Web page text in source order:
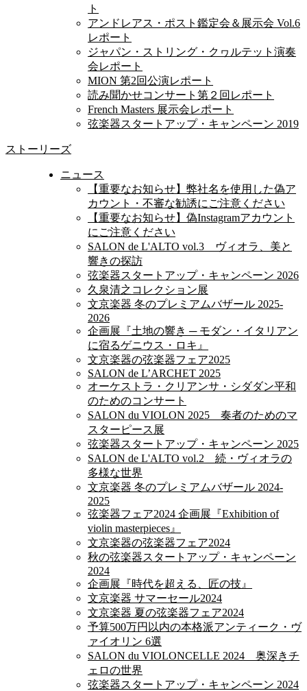
ト
アンドレアス・ポスト鑑定会＆展示会 Vol.6
レポート
ジャパン・ストリング・クヮルテット演奏
会レポート
MION 第2回公演レポート
読み聞かせコンサート第２回レポート
French Masters 展示会レポート
弦楽器スタートアップ・キャンペーン 2019
ストーリーズ
ニュース
【重要なお知らせ】弊社名を使用した偽ア
カウント・不審な勧誘にご注意ください
【重要なお知らせ】偽Instagramアカウント
にご注意ください
SALON de L'ALTO vol.3 ヴィオラ、美と
響きの探訪
弦楽器スタートアップ・キャンペーン 2026
久泉清之コレクション展
文京楽器 冬のプレミアムバザール 2025-
2026
企画展『土地の響き ─ モダン・イタリアン
に宿るゲニウス・ロキ』
文京楽器の弦楽器フェア2025
SALON de L’ARCHET 2025
オーケストラ・クリアンサ・シダダン平和
のためのコンサート
SALON du VIOLON 2025 奏者のためのマ
スターピース展
弦楽器スタートアップ・キャンペーン 2025
SALON de L'ALTO vol.2 続・ヴィオラの
多様な世界
文京楽器 冬のプレミアムバザール 2024-
2025
弦楽器フェア2024 企画展『Exhibition of
violin masterpieces』
文京楽器の弦楽器フェア2024
秋の弦楽器スタートアップ・キャンペーン
2024
企画展『時代を超える、匠の技』
文京楽器 サマーセール2024
文京楽器 夏の弦楽器フェア2024
予算500万円以内の本格派アンティーク・ヴ
ァイオリン 6選
SALON du VIOLONCELLE 2024 奥深きチ
ェロの世界
弦楽器スタートアップ・キャンペーン 2024